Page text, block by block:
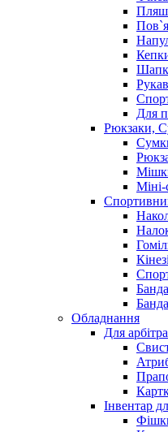
Для
Рюкзаки,
Обладнання
Для арбітра
Інвентар